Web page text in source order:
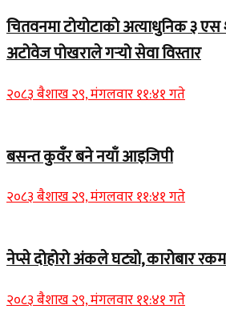
चितवनमा टोयोटाको अत्याधुनिक ३
अटोवेज पोखराले गर्‍यो सेवा विस्तार
२०८३ बैशाख २९, मंगलवार ११:४१ गते
बसन्त कुवँर बने नयाँ आइजिपी
२०८३ बैशाख २९, मंगलवार ११:४१ गते
नेप्से दोहोरो अंकले घट्यो, कारोबार
२०८३ बैशाख २९, मंगलवार ११:४१ गते